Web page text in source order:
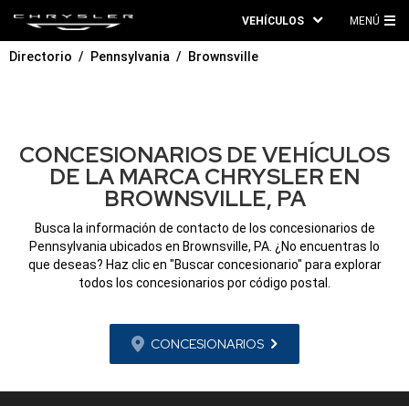
VEHÍCULOS MENÚ
Directorio Pennsylvania Brownsville
CONCESIONARIOS DE VEHÍCULOS
DE LA MARCA CHRYSLER EN
BROWNSVILLE, PA
Busca la información de contacto de los concesionarios de
Pennsylvania ubicados en Brownsville, PA. ¿No encuentras lo
que deseas? Haz clic en "Buscar concesionario" para explorar
todos los concesionarios por código postal.
CONCESIONARIOS